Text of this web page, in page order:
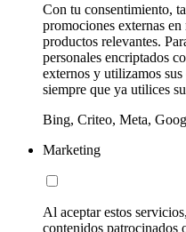
Con tu consentimiento,
promociones externas
productos relevantes.
personales encriptados
externos y utilizamos
siempre que ya utilices
Bing, Criteo, Meta,
Marketing
Al aceptar estos
contenidos patrocinados